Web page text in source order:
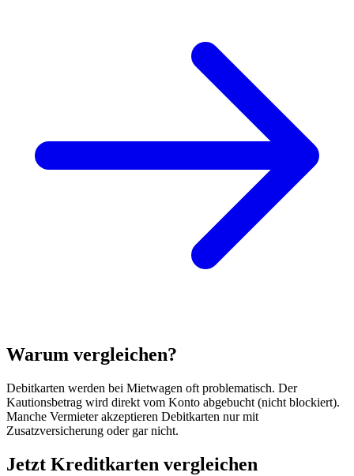
Warum vergleichen?
Debitkarten werden bei Mietwagen oft problematisch. Der
Kautionsbetrag wird direkt vom Konto abgebucht (nicht blockiert).
Manche Vermieter akzeptieren Debitkarten nur mit
Zusatzversicherung oder gar nicht.
Jetzt Kreditkarten vergleichen